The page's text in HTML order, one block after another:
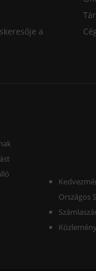
a
Országos